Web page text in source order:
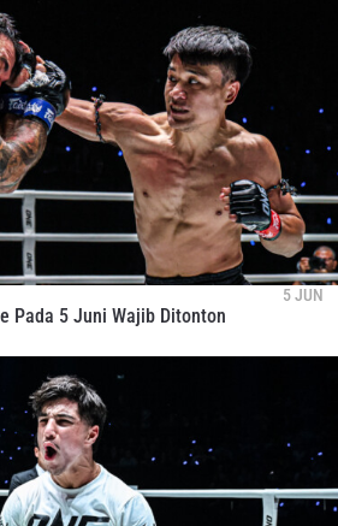
5 JUN
Pada 5 Juni Wajib Ditonton